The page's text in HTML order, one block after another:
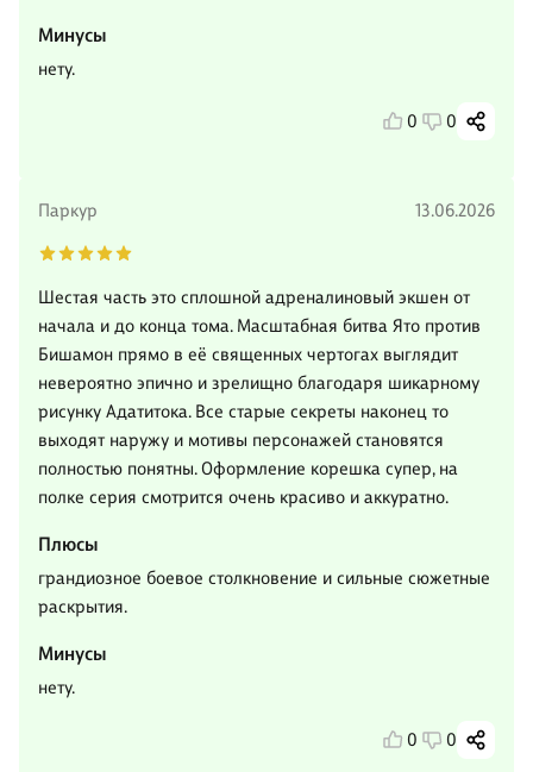
Минусы
нету.
0 0
Паркур 13.06.2026
Шестая часть это сплошной адреналиновый экшен от
начала и до конца тома. Масштабная битва Ято против
Бишамон прямо в её священных чертогах выглядит
невероятно эпично и зрелищно благодаря шикарному
рисунку Адатитока. Все старые секреты наконец то
выходят наружу и мотивы персонажей становятся
полностью понятны. Оформление корешка супер, на
полке серия смотрится очень красиво и аккуратно.
Плюсы
грандиозное боевое столкновение и сильные сюжетные
раскрытия.
Минусы
нету.
0 0